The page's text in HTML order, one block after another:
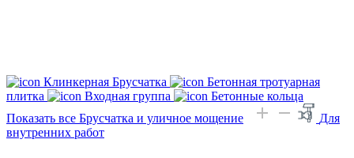
Клинкерная Брусчатка
Бетонная тротуарная
плитка
Входная группа
Бетонные кольца
Показать все Брусчатка и уличное мощение
Для
внутренних работ